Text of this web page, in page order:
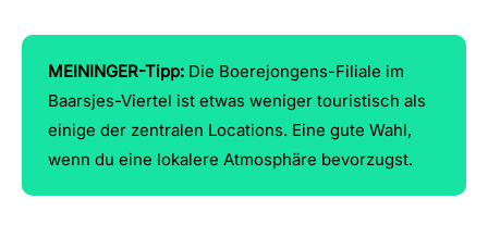
MEININGER-Tipp: Die Boerejongens-Filiale im
Baarsjes-Viertel ist etwas weniger touristisch als
einige der zentralen Locations. Eine gute Wahl,
wenn du eine lokalere Atmosphäre bevorzugst.